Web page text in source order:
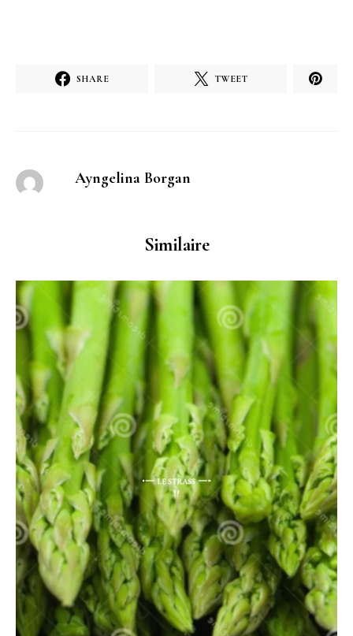
SHARE TWEET
Ayngelina Borgan
Similaire